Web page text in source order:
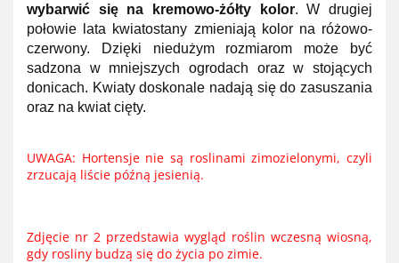
wybarwić się na kremowo-żółty kolor. W drugiej
połowie lata kwiatostany zmieniają kolor na różowo-
czerwony. Dzięki niedużym rozmiarom może być
sadzona w mniejszych ogrodach oraz w stojących
donicach. Kwiaty doskonale nadają się do zasuszania
oraz na kwiat cięty.
UWAGA: Hortensje nie są roslinami zimozielonymi, czyli
zrzucają liście późną jesienią.
Zdjęcie nr 2 przedstawia wygląd roślin wczesną wiosną,
gdy rosliny budzą się do życia po zimie.